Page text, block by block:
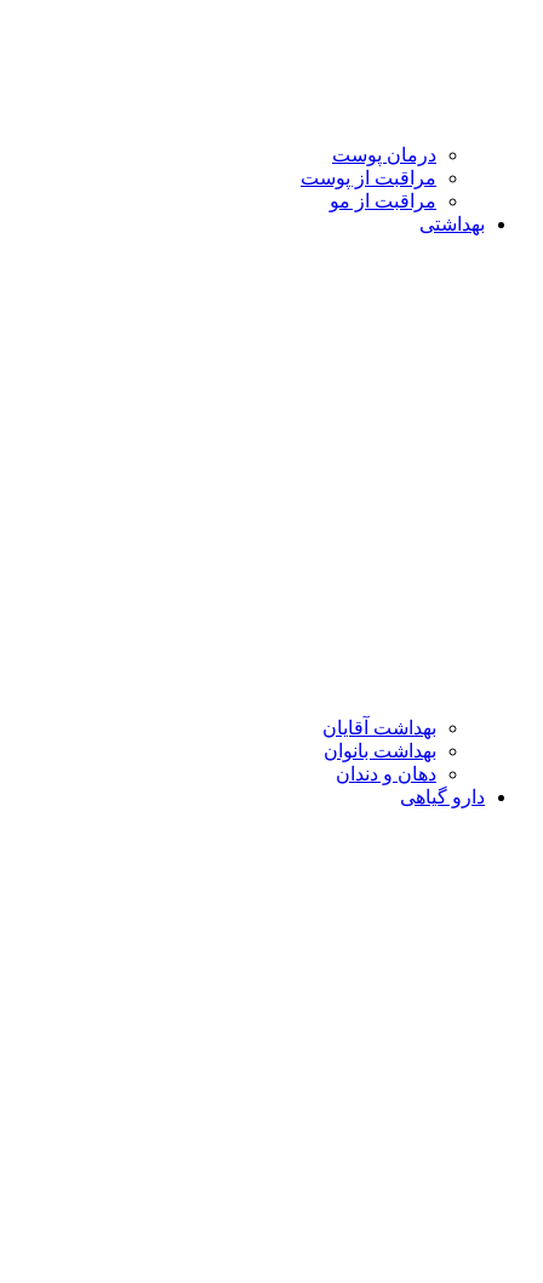
درمان پوست
مراقبت از پوست
مراقبت از مو
بهداشتی
بهداشت آقایان
بهداشت بانوان
دهان و دندان
دارو گیاهی